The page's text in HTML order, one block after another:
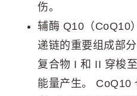
伤。
辅酶 Q10（CoQ10
递链的重要组成部
复合物 I 和 II 穿梭
能量产生。 CoQ10